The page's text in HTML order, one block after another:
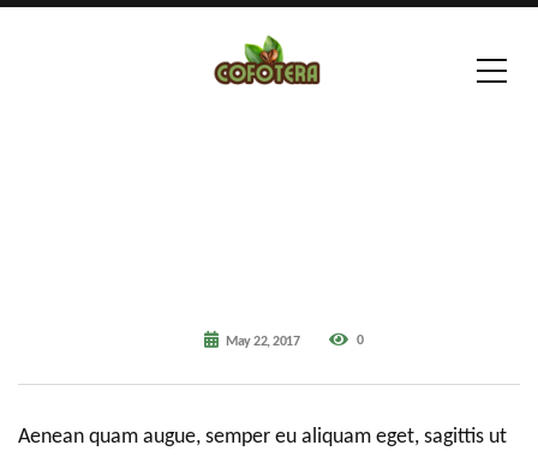
May 22, 2017 0
Aenean quam augue, semper eu aliquam eget, sagittis ut